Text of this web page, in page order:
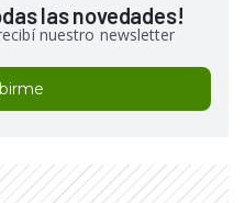
las novedades!
nuestro newsletter